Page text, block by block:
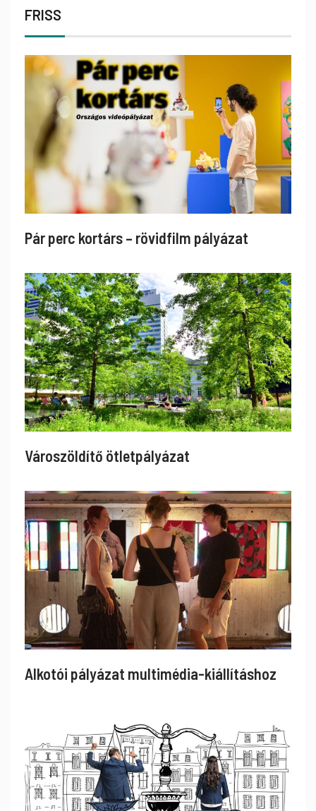
FRISS
Pár perc kortárs – rövidfilm pályázat
Városzöldítő ötletpályázat
Alkotói pályázat multimédia-kiállításhoz